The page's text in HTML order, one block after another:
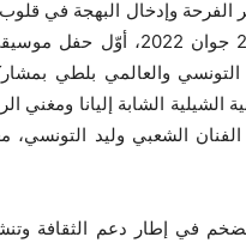
وإدخال البهجة في قلوب
التونسي والعالمي بلطي
الشابة إليانا ومغني
الفنان الشعبي وليد
في إطار دعم الثقافة